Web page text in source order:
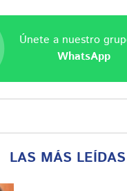
Únete a nuestro
WhatsApp
LAS MÁS LEÍDAS